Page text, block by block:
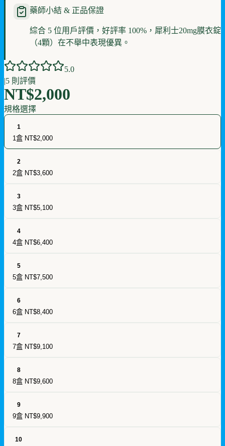
藥師小結 & 正品保證
綜合 5 位用戶評價，好評率 100%，犀利士20mg膜衣錠
（4顆）在不舉中表現優異。
5.0
|5 則評價
NT$2,000
規格選擇
1
1盒 NT$2,000
2
2盒 NT$3,600
3
3盒 NT$5,100
4
4盒 NT$6,400
5
5盒 NT$7,500
6
6盒 NT$8,400
7
7盒 NT$9,100
8
8盒 NT$9,600
9
9盒 NT$9,900
10